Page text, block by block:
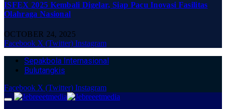
ISFEX 2025 Kembali Digelar, Siap Pacu Inovasi Fasilitas
Olahraga Nasional
OCTOBER 24, 2025
Facebook X (Twitter) Instagram
Sepakbola Internasional
Bulutangkis
Facebook X (Twitter) Instagram